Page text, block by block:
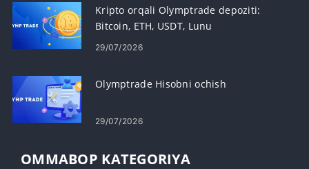
Kripto orqali Olymptrade depoziti:
Bitcoin, ETH, USDT, Lunu
29/07/2026
Olymptrade Hisobni ochish
29/07/2026
OMMABOP KATEGORIYA